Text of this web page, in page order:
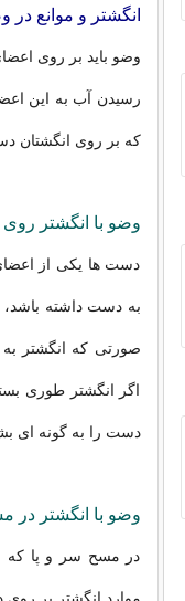
انگشتر و موانع در
وضو باید بر روی
رسیدن آب به این
که بر روی انگشتان
وضو با انگشتر
دست ها یکی از
به دست داشته
صورتی که انگشتر
اگر انگشتر طوری
دست را به گونه ای
وضو با انگشتر در
در مسح سر و پا که